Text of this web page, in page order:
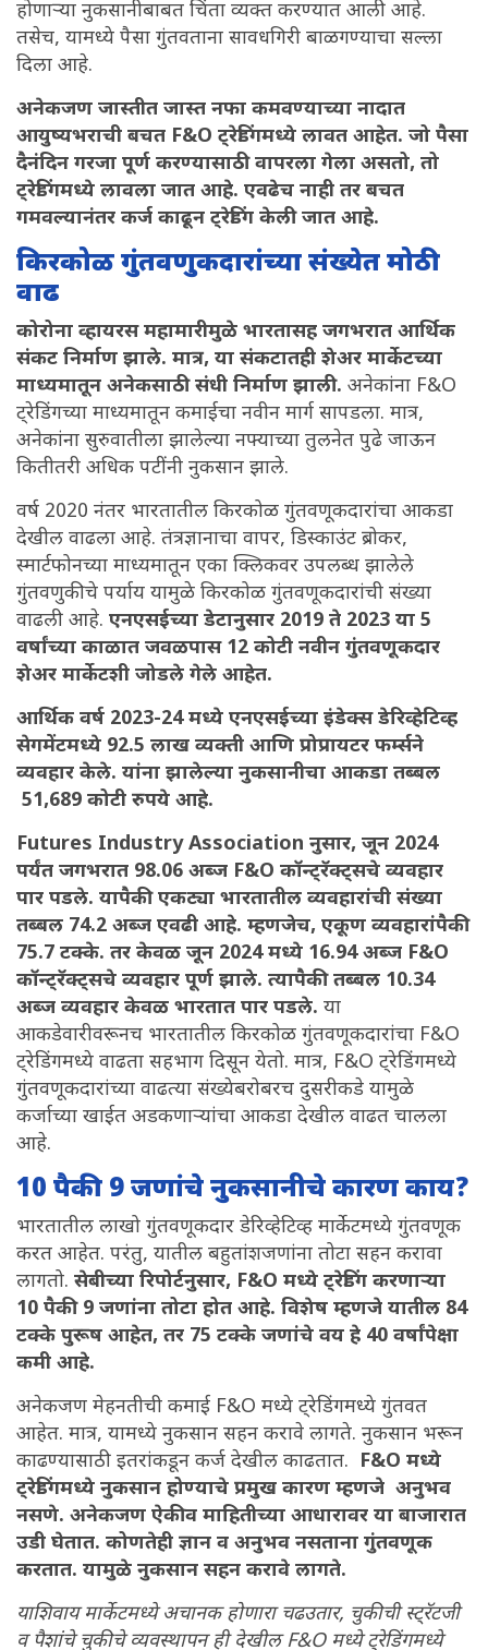
होणाऱ्या नुकसानीबाबत चिंता व्यक्त करण्यात आली आहे.
तसेच, यामध्ये पैसा गुंतवताना सावधगिरी बाळगण्याचा सल्ला
दिला आहे.
अनेकजण जास्तीत जास्त नफा कमवण्याच्या नादात
आयुष्यभराची बचत F&O ट्रेडिंगमध्ये लावत आहेत. जो पैसा
दैनंदिन गरजा पूर्ण करण्यासाठी वापरला गेला असतो, तो
ट्रेडिंगमध्ये लावला जात आहे. एवढेच नाही तर बचत
गमवल्यानंतर कर्ज काढून ट्रेडिंग केली जात आहे.
किरकोळ गुंतवणुकदारांच्या संख्येत मोठी
वाढ
कोरोना व्हायरस महामारीमुळे भारतासह जगभरात आर्थिक
संकट निर्माण झाले. मात्र, या संकटातही शेअर मार्केटच्या
माध्यमातून अनेकसाठी संधी निर्माण झाली. अनेकांना F&O
ट्रेडिंगच्या माध्यमातून कमाईचा नवीन मार्ग सापडला. मात्र,
अनेकांना सुरुवातीला झालेल्या नफ्याच्या तुलनेत पुढे जाऊन
कितीतरी अधिक पटींनी नुकसान झाले.
वर्ष 2020 नंतर भारतातील किरकोळ गुंतवणूकदारांचा आकडा
देखील वाढला आहे. तंत्रज्ञानाचा वापर, डिस्काउंट ब्रोकर,
स्मार्टफोनच्या माध्यमातून एका क्लिकवर उपलब्ध झालेले
गुंतवणुकीचे पर्याय यामुळे किरकोळ गुंतवणूकदारांची संख्या
वाढली आहे. एनएसईच्या डेटानुसार 2019 ते 2023 या 5
वर्षांच्या काळात जवळपास 12 कोटी नवीन गुंतवणूकदार
शेअर मार्केटशी जोडले गेले आहेत.
आर्थिक वर्ष 2023-24 मध्ये एनएसईच्या इंडेक्स डेरिव्हेटिव्ह
सेगमेंटमध्ये 92.5 लाख व्यक्ती आणि प्रोप्रायटर फर्म्सने
व्यवहार केले. यांना झालेल्या नुकसानीचा आकडा तब्बल
51,689 कोटी रुपये आहे.
Futures Industry Association नुसार, जून 2024
पर्यंत जगभरात 98.06 अब्ज F&O कॉन्ट्रॅक्ट्सचे व्यवहार
पार पडले. यापैकी एकट्या भारतातील व्यवहारांची संख्या
तब्बल 74.2 अब्ज एवढी आहे. म्हणजेच, एकूण व्यवहारांपैकी
75.7 टक्के. तर केवळ जून 2024 मध्ये 16.94 अब्ज F&O
कॉन्ट्रॅक्ट्सचे व्यवहार पूर्ण झाले. त्यापैकी तब्बल 10.34
अब्ज व्यवहार केवळ भारतात पार पडले. या
आकडेवारीवरूनच भारतातील किरकोळ गुंतवणूकदारांचा F&O
ट्रेडिंगमध्ये वाढता सहभाग दिसून येतो. मात्र, F&O ट्रेडिंगमध्ये
गुंतवणूकदारांच्या वाढत्या संख्येबरोबरच दुसरीकडे यामुळे
कर्जाच्या खाईत अडकणाऱ्यांचा आकडा देखील वाढत चालला
आहे.
10 पैकी 9 जणांचे नुकसानीचे कारण काय?
भारतातील लाखो गुंतवणूकदार डेरिव्हेटिव्ह मार्केटमध्ये गुंतवणूक
करत आहेत. परंतु, यातील बहुतांशजणांना तोटा सहन करावा
लागतो. सेबीच्या रिपोर्टनुसार, F&O मध्ये ट्रेडिंग करणाऱ्या
10 पैकी 9 जणांना तोटा होत आहे. विशेष म्हणजे यातील 84
टक्के पुरूष आहेत, तर 75 टक्के जणांचे वय हे 40 वर्षांपेक्षा
कमी आहे.
अनेकजण मेहनतीची कमाई F&O मध्ये ट्रेडिंगमध्ये गुंतवत
आहेत. मात्र, यामध्ये नुकसान सहन करावे लागते. नुकसान भरून
काढण्यासाठी इतरांकडून कर्ज देखील काढतात. F&O मध्ये
ट्रेडिंगमध्ये नुकसान होण्याचे प्रमुख कारण म्हणजे अनुभव
नसणे. अनेकजण ऐकीव माहितीच्या आधारावर या बाजारात
उडी घेतात. कोणतेही ज्ञान व अनुभव नसताना गुंतवणूक
करतात. यामुळे नुकसान सहन करावे लागते.
याशिवाय मार्केटमध्ये अचानक होणारा चढउतार, चुकीची स्ट्रॅटजी
व पैशांचे चुकीचे व्यवस्थापन ही देखील F&O मध्ये ट्रेडिंगमध्ये